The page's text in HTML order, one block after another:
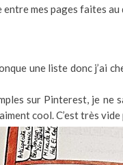
mes pages faites
une liste donc j’ai
sur Pinterest, je ne
cool. C’est très